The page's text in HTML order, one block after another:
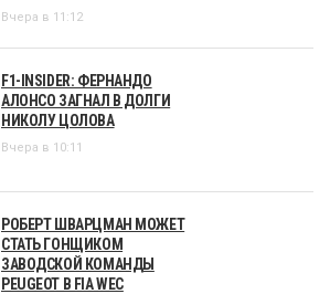
Вчера в 11:12
F1-INSIDER: ФЕРНАНДО
АЛОНСО ЗАГНАЛ В ДОЛГИ
НИКОЛУ ЦОЛОВА
Вчера в 10:11
РОБЕРТ ШВАРЦМАН МОЖЕТ
СТАТЬ ГОНЩИКОМ
ЗАВОДСКОЙ КОМАНДЫ
PEUGEOT В FIA WEC